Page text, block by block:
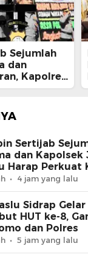
Sejumlah
dan
Kapolres
Sertijab
dan Kapolsek
Harap Perkuat
4 jam yang lalu
Sidrap
HUT ke-8,
dan Polres
5 jam yang lalu